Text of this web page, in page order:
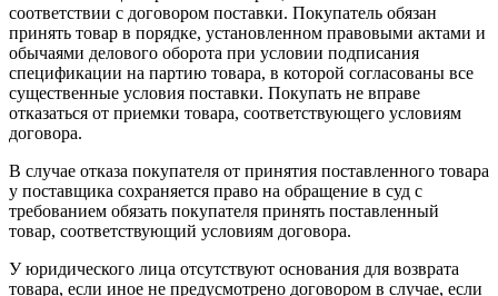
соответствии с договором поставки. Покупатель обязан
принять товар в порядке, установленном правовыми актами и
обычаями делового оборота при условии подписания
спецификации на партию товара, в которой согласованы все
существенные условия поставки. Покупать не вправе
отказаться от приемки товара, соответствующего условиям
договора.
В случае отказа покупателя от принятия поставленного товара
у поставщика сохраняется право на обращение в суд с
требованием обязать покупателя принять поставленный
товар, соответствующий условиям договора.
У юридического лица отсутствуют основания для возврата
товара, если иное не предусмотрено договором в случае, если